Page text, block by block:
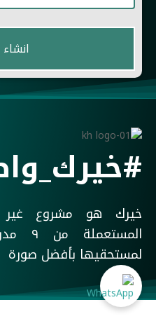
خيرك هو مشروع غير
لمستحقيها بأفضل صورة